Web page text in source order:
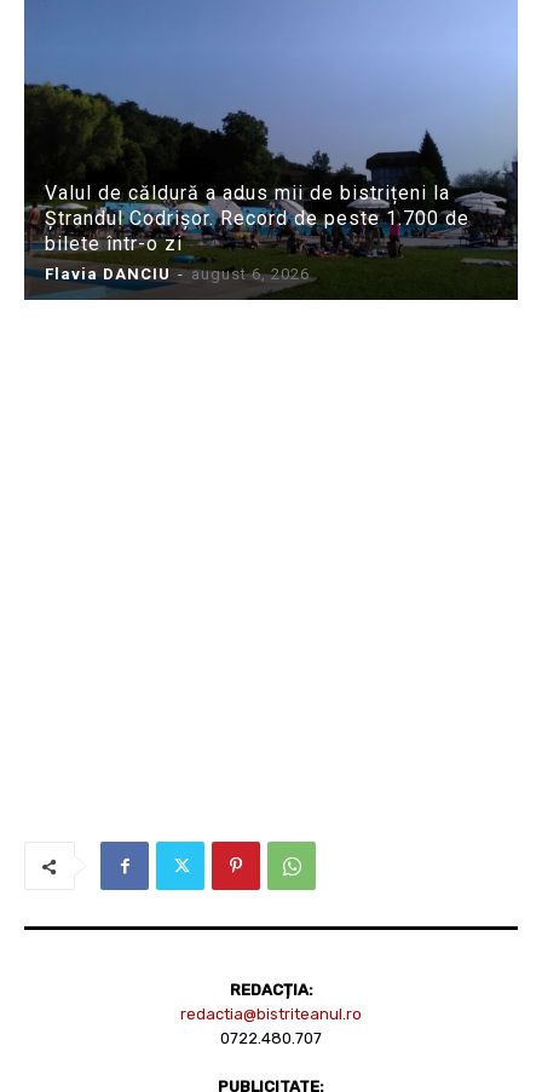
Valul de căldură a adus mii de bistrițeni la
Ștrandul Codrișor. Record de peste 1.700 de
bilete într-o zi
Flavia DANCIU - august 6, 2026
REDACȚIA:
redactia@bistriteanul.ro
0722.480.707
PUBLICITATE: